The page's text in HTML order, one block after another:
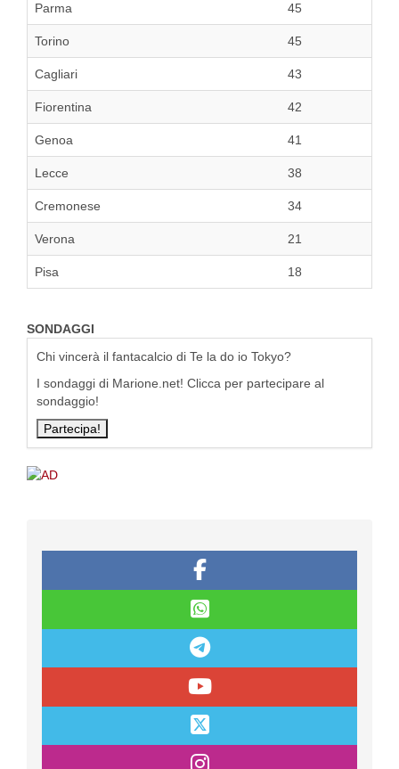
Parma 45
Torino 45
Cagliari 43
Fiorentina 42
Genoa 41
Lecce 38
Cremonese 34
Verona 21
Pisa 18
SONDAGGI
Chi vincerà il fantacalcio di Te la do io Tokyo?
I sondaggi di Marione.net! Clicca per partecipare al
sondaggio!